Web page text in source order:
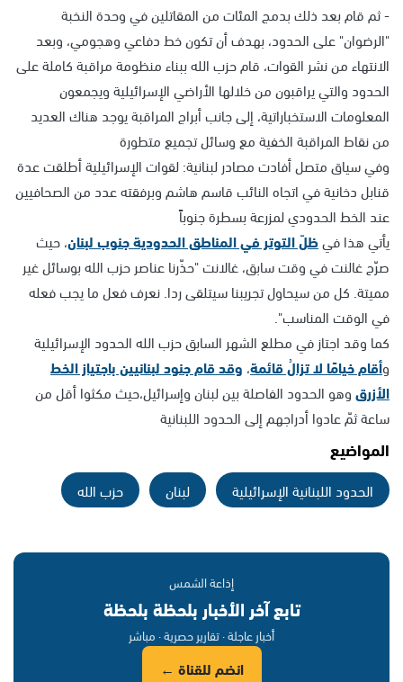
- ثم قام بعد ذلك بدمج المئات من المقاتلين في وحدة النخبة
"الرضوان" على الحدود، بهدف أن تكون خط دفاعي وهجومي، وبعد
الانتهاء من نشر القوات، قام حزب الله ببناء منظومة مراقبة كاملة على
الحدود والتي يراقبون من خلالها الأراضي الإسرائيلية ويجمعون
المعلومات الاستخباراتية، إلى جانب أبراج المراقبة يوجد هناك العديد
من نقاط المراقبة الخفية مع وسائل تجميع متطورة
وفي سياق متصل أفادت مصادر لبنانية: لقوات الإسرائيلية أطلقت عدة
قنابل دخانية في اتجاه النائب قاسم هاشم وبرفقته عدد من الصحافيين
عند الخط الحدودي لمزرعة بسطرة جنوباً
يأتي هذا فيظلّ التوتر في المناطق الحدودية جنوب لبنان، حيث
صرّح غالنت في وقت سابق، غالانت "حذّرنا عناصر حزب الله بوسائل غير
مميتة. كل من سيحاول تجريبنا سيتلقى ردا. نعرف فعل ما يجب فعله
في الوقت المناسب".
كما وقد اجتاز في مطلع الشهر السابق حزب الله الحدود الإسرائيلية
وأقام خيامًا لا تزالُ قائمة، وقد قام جنود لبنانيين باجتياز الخط
الأزرقوهو الحدود الفاصلة بين لبنان وإسرائيل،حيث مكثوا أقل من
ساعة ثمّ عادوا أدراجهم إلى الحدود اللبنانية
المواضيع
الحدود اللبنانية الإسرائيلية لبنان حزب الله
إذاعة الشمس
تابع آخر الأخبار بلحظة بلحظة
أخبار عاجلة · تقارير حصرية · مباشر
انضم للقناة ←